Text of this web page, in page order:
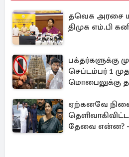
தவெக அரசை
திமுக எம்.பி
பக்தர்களுக்கு
செப்டம்பர் 1
மொபைலுக்கு
ஏற்கனவே
தேவை என்ன?